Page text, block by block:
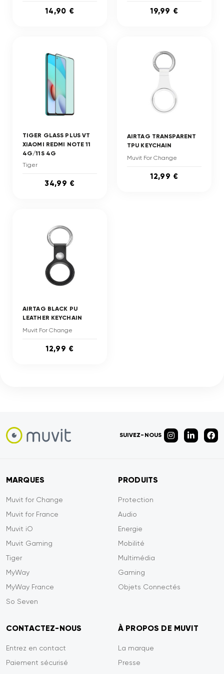
14,90 € 19,99 €
TIGER GLASS PLUS VT
XIAOMI REDMI NOTE 11
4G/11S 4G
Tiger
34,99 €
AIRTAG TRANSPARENT
TPU KEYCHAIN
Muvit For Change
12,99 €
AIRTAG BLACK PU
LEATHER KEYCHAIN
Muvit For Change
12,99 €
SUIVEZ-NOUS
MARQUES
Muvit for Change
Muvit for France
Muvit iO
Muvit Gaming
Tiger
MyWay
MyWay France
So Seven
PRODUITS
Protection
Audio
Energie
Mobilité
Multimédia
Gaming
Objets Connectés
CONTACTEZ-NOUS
Entrez en contact
Paiement sécurisé
À PROPOS DE MUVIT
La marque
Presse